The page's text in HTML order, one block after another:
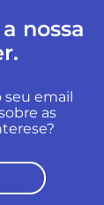
nossa
seu email
as